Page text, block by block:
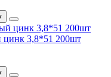
цинк 3,8*51 200шт